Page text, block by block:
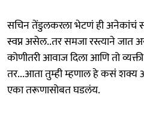
सचिन तेंडुलकरला भेटणं ही अनेकांचं
स्वप्न असेल..तर समजा रस्त्याने जात
कोणीतरी आवाज दिला आणि तो
तर...आता तुम्ही म्हणाल हे कसं
एका तरूणासोबत घडलंय.